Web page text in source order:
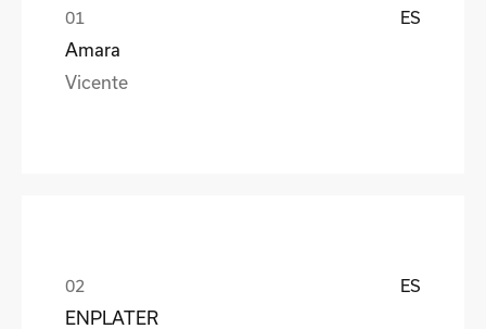
ES
Amara
Vicente
ES
ENPLATER